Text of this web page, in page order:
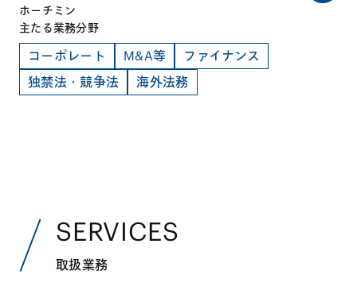
ホーチミン
主たる業務分野
コーポレート M&A等
ファイナンス
独禁法・競争法
海外法務
SERVICES
取扱業務